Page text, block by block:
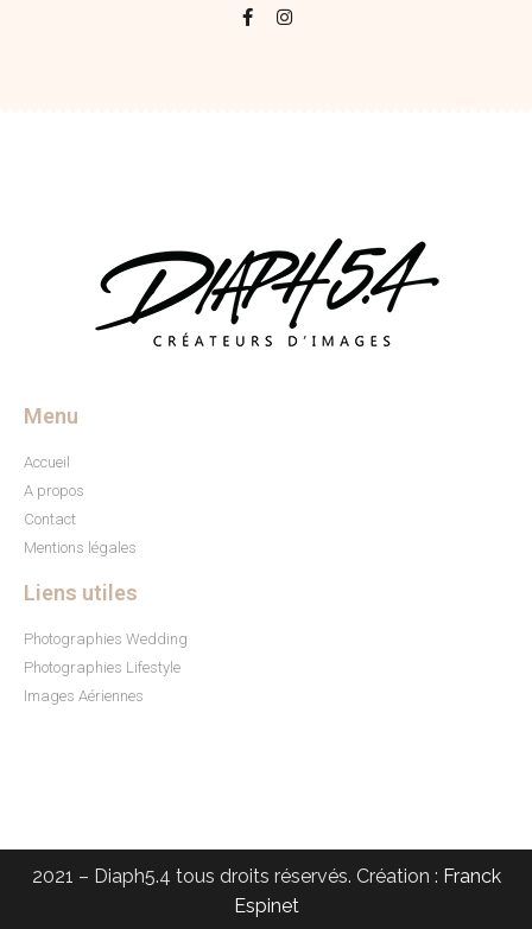
Menu
Accueil
A propos
Contact
Mentions légales
Liens utiles
Photographies Wedding
Photographies Lifestyle
Images Aériennes
2021 – Diaph5.4 tous droits réservés. Création : Franck
Espinet